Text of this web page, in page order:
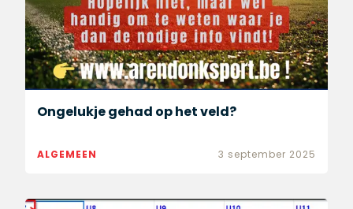
Ongelukje gehad op het veld?
ALGEMEEN 3 september 2025